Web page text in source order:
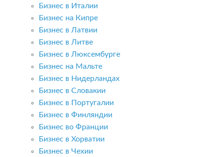
Бизнес в Италии
Бизнес на Кипре
Бизнес в Латвии
Бизнес в Литве
Бизнес в Люксембурге
Бизнес на Мальте
Бизнес в Нидерландах
Бизнес в Словакии
Бизнес в Португалии
Бизнес в Финляндии
Бизнес во Франции
Бизнес в Хорватии
Бизнес в Чехии